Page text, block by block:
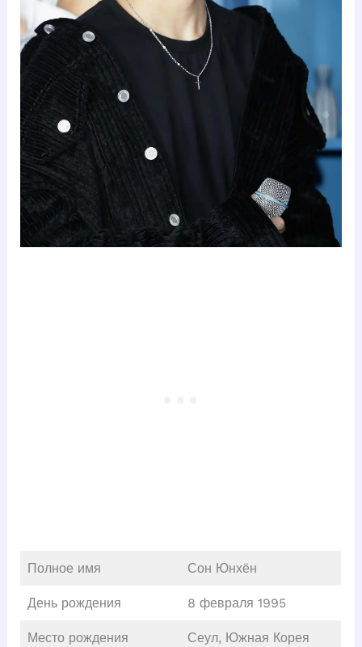
Полное имя Сон Юнхён
День рождения 8 февраля 1995
Место рождения Сеул, Южная Корея